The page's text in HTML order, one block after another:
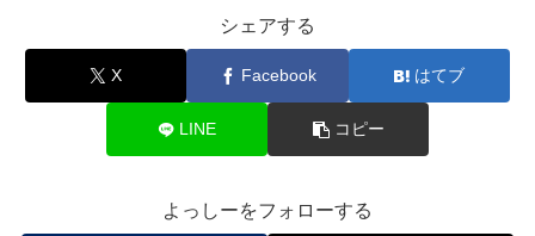
シェアする
X Facebook はてブ
LINE コピー
よっしーをフォローする